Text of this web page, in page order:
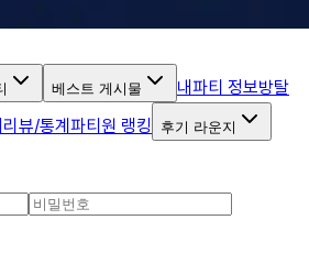
베스트 게시물 내파티 정보방탈
리뷰/통계파티원 랭킹 후기 라운지